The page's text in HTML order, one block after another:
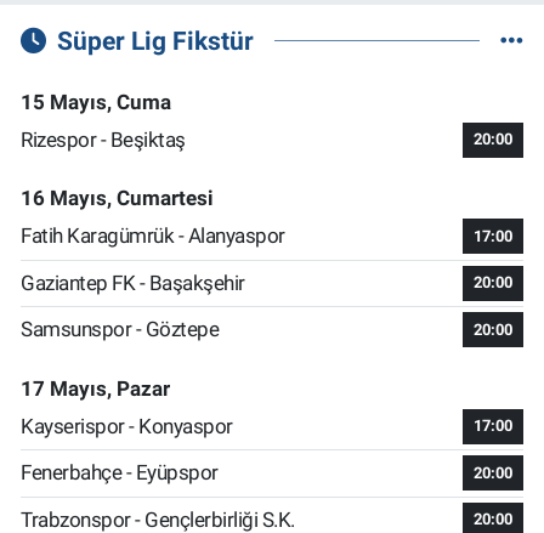
Süper Lig Fikstür
15 Mayıs, Cuma
Rizespor - Beşiktaş
20:00
16 Mayıs, Cumartesi
Fatih Karagümrük - Alanyaspor
17:00
Gaziantep FK - Başakşehir 20:00
Samsunspor - Göztepe 20:00
17 Mayıs, Pazar
Kayserispor - Konyaspor
17:00
Fenerbahçe - Eyüpspor 20:00
Trabzonspor - Gençlerbirliği S.K. 20:00